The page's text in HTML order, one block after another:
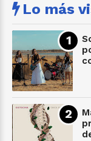
Lo más